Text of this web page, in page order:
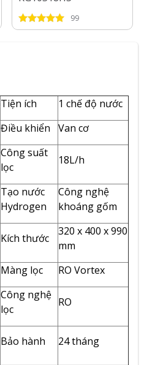
99
Tiện ích
1 chế độ nước
Điều khiển Van cơ
Công suất
lọc
18L/h
Tạo nước
Hydrogen
Công nghệ
khoáng gốm
Kích thước
320 x 400 x 990
mm
Màng lọc
RO Vortex
Công nghệ
lọc
RO
Bảo hành 24 tháng